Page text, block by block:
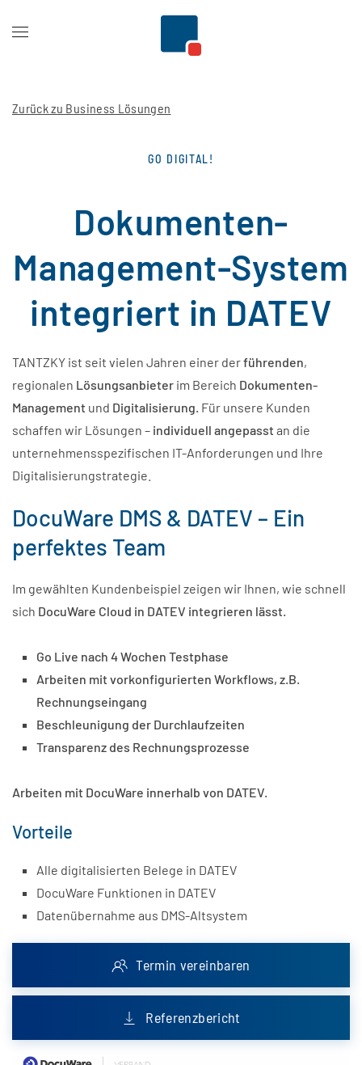
Zurück zu Business Lösungen
GO DIGITAL!
Dokumenten-
Management-System
integriert in DATEV
TANTZKY ist seit vielen Jahren einer derführenden,
regionalen Lösungsanbieter im Bereich Dokumenten-
Management und Digitalisierung. Für unsere Kunden
schaffen wir Lösungen – individuell angepasstan die
unternehmensspezifischen IT-Anforderungen und Ihre
Digitalisierungstrategie.
DocuWare DMS & DATEV – Ein
perfektes Team
Im gewählten Kundenbeispiel zeigen wir Ihnen, wie schnell
sich DocuWare Cloud in DATEV integrieren lässt.
Go Live nach 4 Wochen Testphase
Arbeiten mit vorkonfigurierten Workflows, z.B.
Rechnungseingang
Beschleunigung der Durchlaufzeiten
Transparenz des Rechnungsprozesse
Arbeiten mit DocuWare innerhalb von DATEV.
Vorteile
Alle digitalisierten Belege in DATEV
DocuWare Funktionen in DATEV
Datenübernahme aus DMS-Altsystem
Termin vereinbaren
Referenzbericht